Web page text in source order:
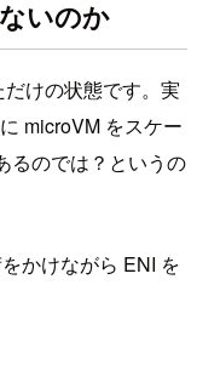
いのか
けの状態です。実
microVM をスケー
るのでは？というの
かけながら ENI を